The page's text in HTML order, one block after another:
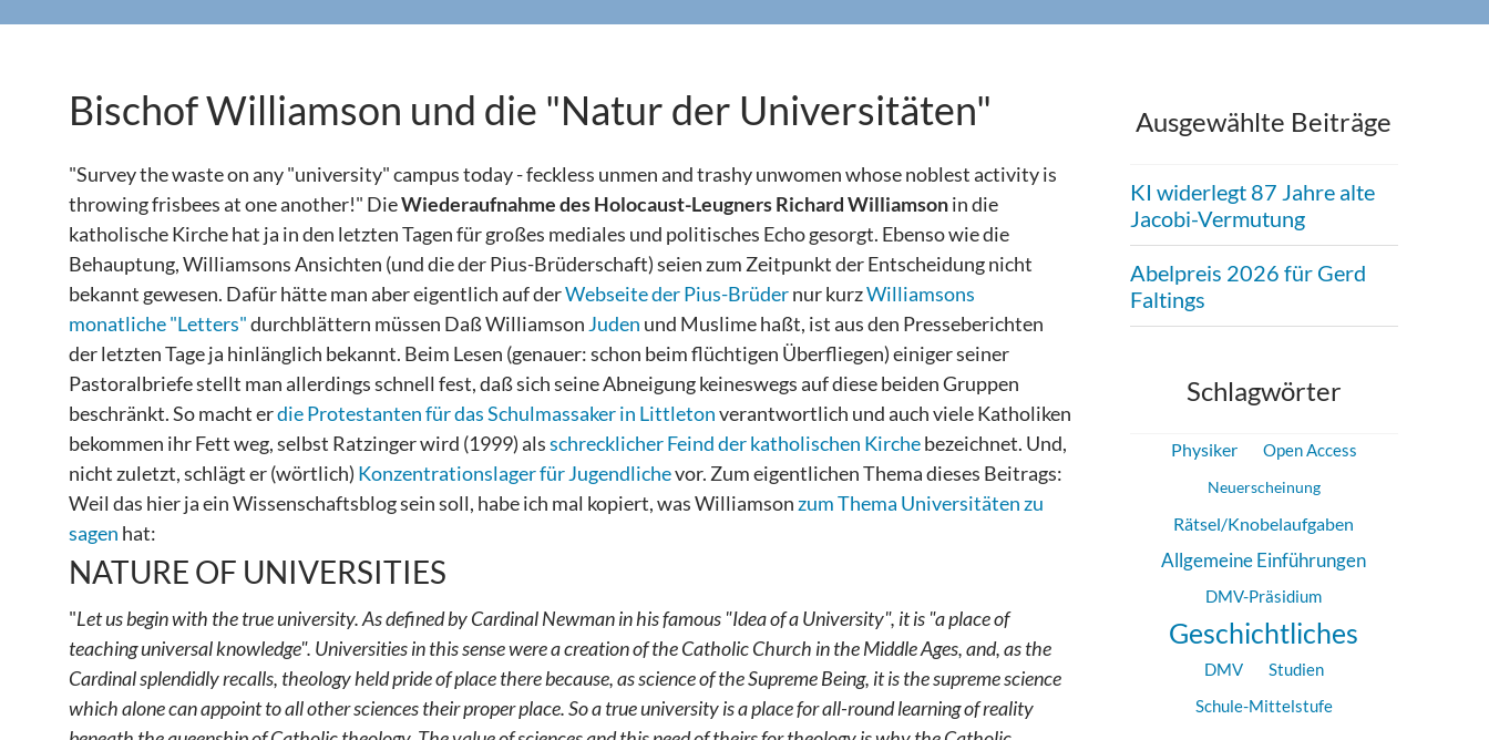
Bischof Williamson und die "Natur der Universitäten"
"Survey the waste on any "university" campus today - feckless unmen and trashy unwomen whose noblest activity is
throwing frisbees at one another!" DieWiederaufnahme des Holocaust-Leugners Richard Williamsonin die
katholische Kirche hat ja in den letzten Tagen für großes mediales und politisches Echo gesorgt. Ebenso wie die
Behauptung, Williamsons Ansichten (und die der Pius-Brüderschaft) seien zum Zeitpunkt der Entscheidung nicht
bekannt gewesen. Dafür hätte man aber eigentlich auf derWebseite der Pius-Brüdernur kurzWilliamsons
monatliche "Letters"durchblättern müssen Daß Williamson Juden und Muslime haßt, ist aus den Presseberichten
der letzten Tage ja hinlänglich bekannt. Beim Lesen (genauer: schon beim flüchtigen Überfliegen) einiger seiner
Pastoralbriefe stellt man allerdings schnell fest, daß sich seine Abneigung keineswegs auf diese beiden Gruppen
beschränkt. So macht erdie Protestanten für das Schulmassaker in Littletonverantwortlich und auch viele Katholiken
bekommen ihr Fett weg, selbst Ratzinger wird (1999) alsschrecklicher Feind der katholischen Kirchebezeichnet. Und,
nicht zuletzt, schlägt er (wörtlich) Konzentrationslager für Jugendlichevor. Zum eigentlichen Thema dieses Beitrags:
Weil das hier ja ein Wissenschaftsblog sein soll, habe ich mal kopiert, was Williamsonzum Thema Universitäten zu
sagen hat:
NATURE OF UNIVERSITIES
"Let us begin with the true university. As defined by Cardinal Newman in his famous "Idea of a University", it is "a place of
teaching universal knowledge". Universities in this sense were a creation of the Catholic Church in the Middle Ages, and, as the
Cardinal splendidly recalls, theology held pride of place there because, as science of the Supreme Being, it is the supreme science
which alone can appoint to all other sciences their proper place. So a true university is a place for all-round learning of reality
Ausgewählte Beiträge
KI widerlegt 87 Jahre alte
Jacobi-Vermutung
Abelpreis 2026 für Gerd
Faltings
Schlagwörter
Physiker Open Access
Neuerscheinung
Rätsel/Knobelaufgaben
Allgemeine Einführungen
DMV-Präsidium
Geschichtliches
DMV
Studien
Schule-Mittelstufe